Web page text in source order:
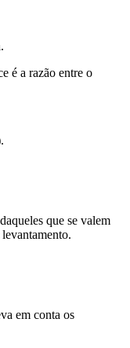
é a razão entre o
que se valem
em conta os